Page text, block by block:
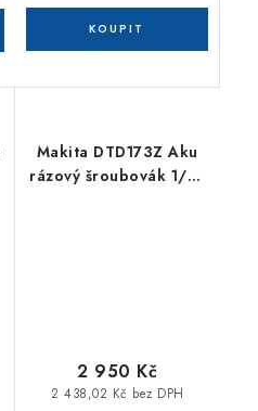
Makita DTD173Z Aku
rázový šroubovák 1/4"
2 438,02 Kč bez DPH
2 950 Kč